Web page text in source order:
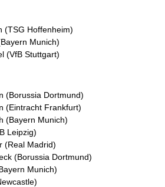
(TSG Hoffenheim)
Munich)
(VfB Stuttgart)
(Borussia Dortmund)
(Eintracht Frankfurt)
(Bayern Munich)
Leipzig)
(Real Madrid)
(Borussia Dortmund)
Munich)